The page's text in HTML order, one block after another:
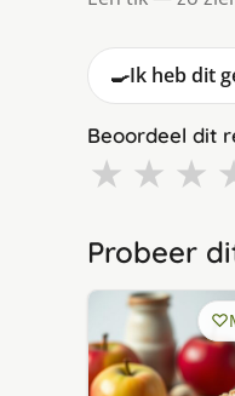
🍳Ik heb dit
Beoordeel dit
★ ★ ★
Probeer